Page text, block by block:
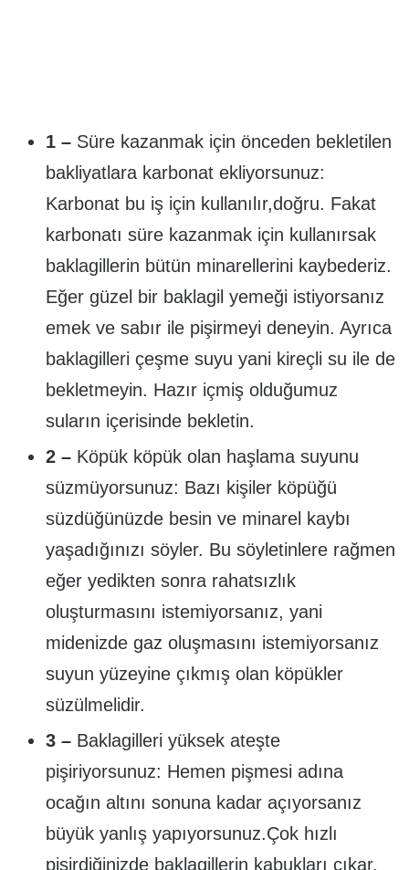
1 – Süre kazanmak için önceden bekletilen
bakliyatlara karbonat ekliyorsunuz:
Karbonat bu iş için kullanılır,doğru. Fakat
karbonatı süre kazanmak için kullanırsak
baklagillerin bütün minarellerini kaybederiz.
Eğer güzel bir baklagil yemeği istiyorsanız
emek ve sabır ile pişirmeyi deneyin. Ayrıca
baklagilleri çeşme suyu yani kireçli su ile de
bekletmeyin. Hazır içmiş olduğumuz
suların içerisinde bekletin.
2 – Köpük köpük olan haşlama suyunu
süzmüyorsunuz: Bazı kişiler köpüğü
süzdüğünüzde besin ve minarel kaybı
yaşadığınızı söyler. Bu söyletinlere rağmen
eğer yedikten sonra rahatsızlık
oluşturmasını istemiyorsanız, yani
midenizde gaz oluşmasını istemiyorsanız
suyun yüzeyine çıkmış olan köpükler
süzülmelidir.
3 – Baklagilleri yüksek ateşte
pişiriyorsunuz: Hemen pişmesi adına
ocağın altını sonuna kadar açıyorsanız
büyük yanlış yapıyorsunuz.Çok hızlı
pişirdiğinizde baklagillerin kabukları çıkar.